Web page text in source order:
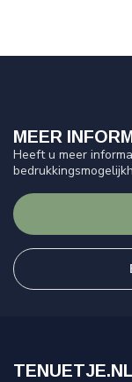
MEER
Heeft u meer
TENUETJE.NL